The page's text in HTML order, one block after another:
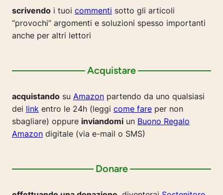
scrivendo i tuoi commenti sotto gli articoli
“provochi” argomenti e soluzioni spesso importanti
anche per altri lettori
Acquistare
acquistando su Amazon partendo da uno qualsiasi
dei link entro le 24h (leggi come fare per non
sbagliare) oppure inviandomi un Buono Regalo
Amazon digitale (via e-mail o SMS)
Donare